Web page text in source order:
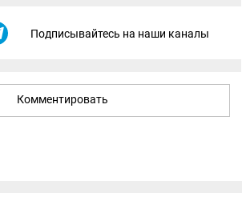
Подписывайтесь на наши каналы
Комментировать